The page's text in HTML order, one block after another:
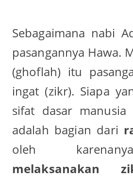
Sebagaimana nabi
pasangannya Hawa.
(ghoflah) itu
ingat (zikr). Siapa
sifat dasar
adalah bagian dari
oleh
melaksanakan